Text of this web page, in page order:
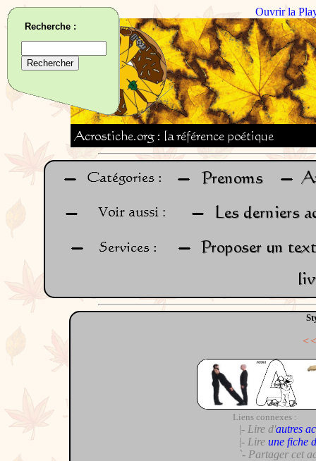
Ouvrir la
Liens connexes :
|- Lire d'autres
|- Lire une fiche
`- Partager cet
Recherche :